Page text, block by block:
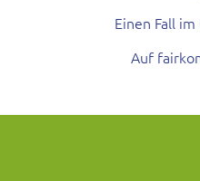
Einen Fall
Auf